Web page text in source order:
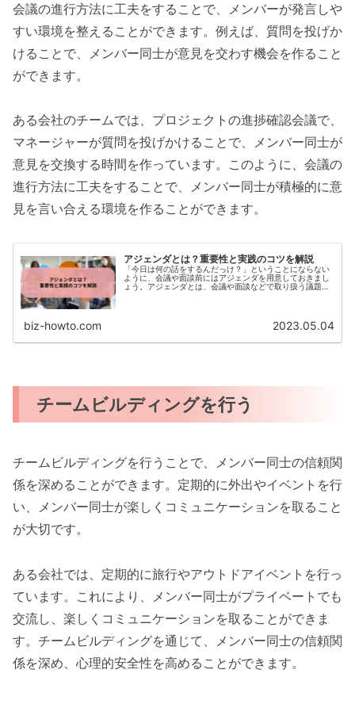
会議の進行方法に工夫をすることで、メンバーが発言しや
すい環境を整えることができます。例えば、質問を投げか
けることで、メンバー同士が意見を交わす機会を作ること
ができます。
ある会社のチームでは、プロジェクトの進捗確認会議で、
マネージャーが質問を投げかけることで、メンバー同士が
意見を交換する時間を作っています。このように、会議の
進行方法に工夫をすることで、メンバー同士が積極的に意
見を言い合える環境を作ることができます。
アジェンダとは？重要性と実践のコツを解説
「今日は何の話をするんだっけ？」ということにならない
ように、会議や面談前にはアジェンダを用意しておきまし
ょう。アジェンダとは、会議や面談などで取り扱う議題の
biz-howto.com 2023.05.04
チームビルディングを行う
チームビルディングを行うことで、メンバー同士の信頼関
係を深めることができます。定期的に外出やイベントを行
い、メンバー同士が楽しくコミュニケーションを取ること
が大切です。
ある会社では、定期的に旅行やアウトドアイベントを行っ
ています。これにより、メンバー同士がプライベートでも
交流し、楽しくコミュニケーションを取ることができま
す。チームビルディングを通じて、メンバー同士の信頼関
係を深め、心理的安全性を高めることができます。